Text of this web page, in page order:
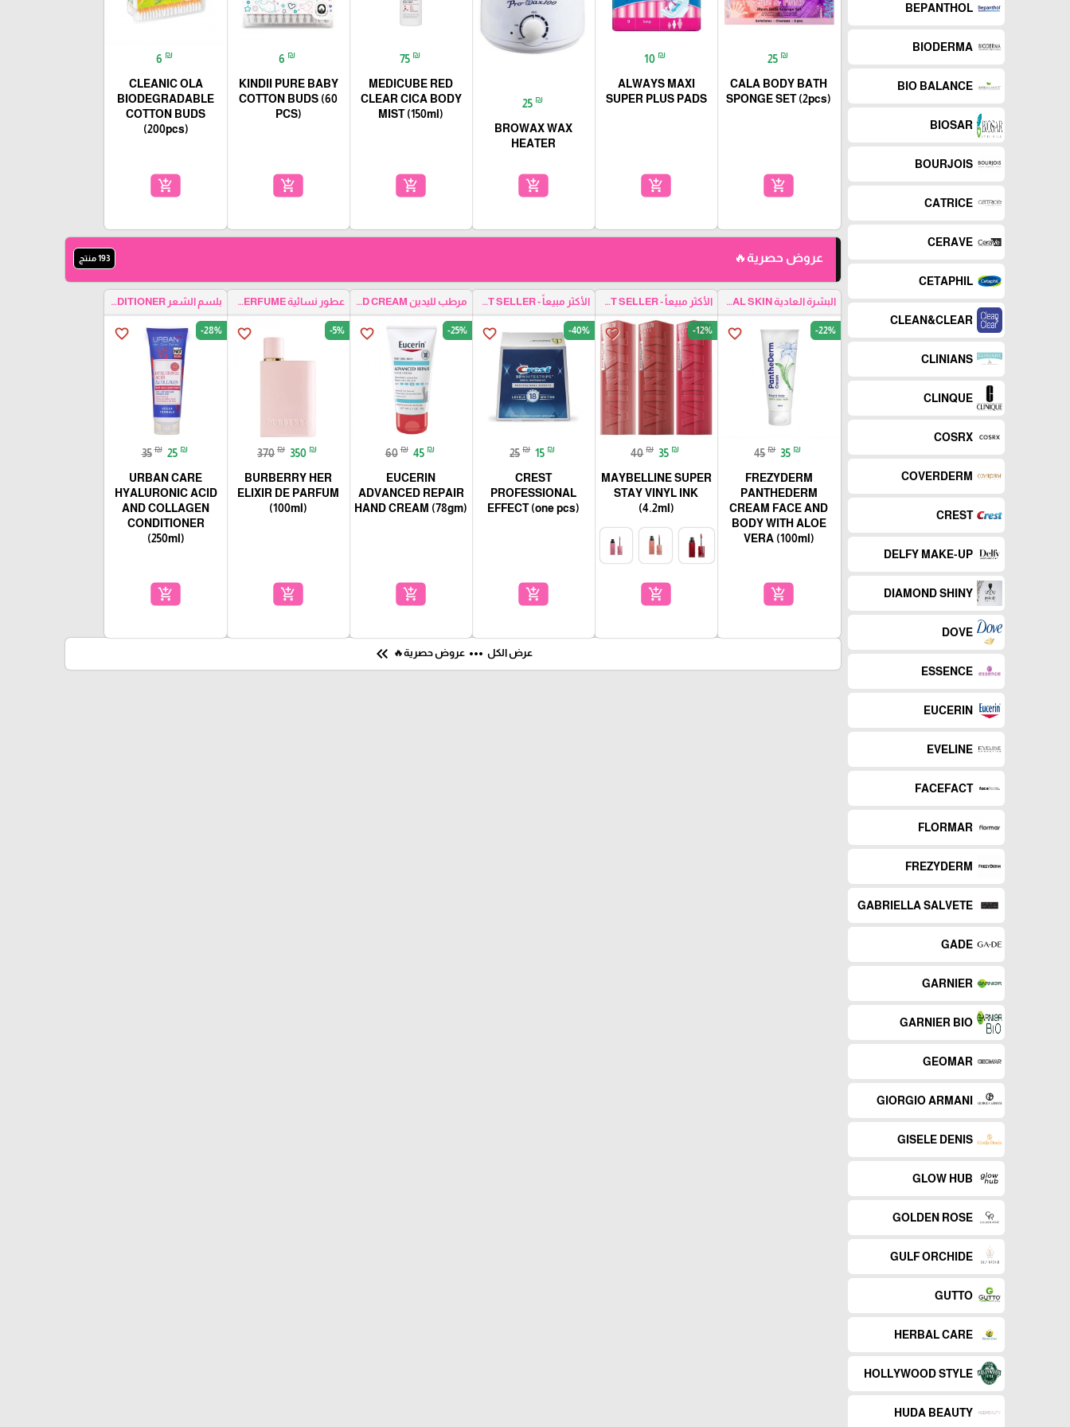
BEPANTHOL
BIODERMA
BIO BALANCE
BIOSAR
BOURJOIS
CATRICE
CERAVE
CETAPHIL
CLEAN&CLEAR
CLINIANS
CLINQUE
COSRX
COVERDERM
CREST
DELFY MAKE-UP
DIAMOND SHINY
DOVE
ESSENCE
EUCERIN
EVELINE
FACEFACT
FLORMAR
FREZYDERM
GABRIELLA SALVETE
GADE
GARNIER
GARNIER BIO
GEOMAR
GIORGIO ARMANI
GISELE DENIS
GLOW HUB
GOLDEN ROSE
GULF ORCHIDE
GUTTO
HERBAL CARE
HOLLYWOOD STYLE
HUDA BEAUTY
25 ₪
CALA BODY BATH
SPONGE SET (2pcs)
add_shopping_cart
10 ₪
ALWAYS MAXI
SUPER PLUS PADS
add_shopping_cart
25 ₪
BROWAX WAX
HEATER
add_shopping_cart
75 ₪
MEDICUBE RED
CLEAR CICA BODY
MIST (150ml)
add_shopping_cart
6 ₪
KINDII PURE BABY
COTTON BUDS (60
PCS)
add_shopping_cart
6 ₪
CLEANIC OLA
BIODEGRADABLE
COTTON BUDS
(200pcs)
add_shopping_cart
عروض حصرية🔥 193 منتج
البشرة العادية NORMAL SKIN
favorite_border -22%
45 ₪ 35 ₪
FREZYDERM
PANTHEDERM
CREAM FACE AND
BODY WITH ALOE
VERA (100ml)
add_shopping_cart
الأكثر مبيعاً - BEST SELLER
favorite_border -12%
40 ₪ 35 ₪
MAYBELLINE SUPER
STAY VINYL INK
(4.2ml)
add_shopping_cart
الأكثر مبيعاً - BEST SELLER
favorite_border -40%
25 ₪ 15 ₪
CREST
PROFESSIONAL
EFFECT (one pcs)
add_shopping_cart
مرطب لليدين HAND CREAM
favorite_border -25%
60 ₪ 45 ₪
EUCERIN
ADVANCED REPAIR
HAND CREAM (78gm)
add_shopping_cart
عطور نسائية WOMEN PERFUME
favorite_border -5%
370 ₪ 350 ₪
BURBERRY HER
ELIXIR DE PARFUM
(100ml)
add_shopping_cart
بلسم الشعر HAIR CONDITIONER
favorite_border -28%
35 ₪ 25 ₪
URBAN CARE
HYALURONIC ACID
AND COLLAGEN
CONDITIONER
(250ml)
add_shopping_cart
عرض الكل more_horiz عروض حصرية🔥 keyboard_double_arrow_left